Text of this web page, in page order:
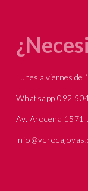
Lunes a viernes de
Whatsapp 092
Av. Arocena 1571